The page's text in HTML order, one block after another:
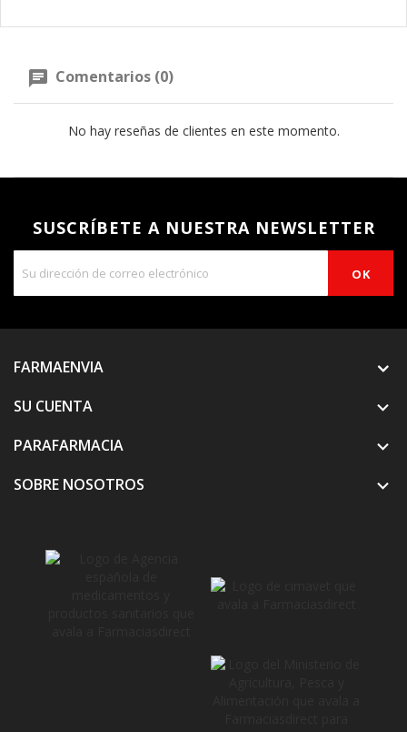
Comentarios (0)
No hay reseñas de clientes en este momento.
SUSCRÍBETE A NUESTRA NEWSLETTER
FARMAENVIA
SU CUENTA

PARAFARMACIA 
SOBRE NOSOTROS 